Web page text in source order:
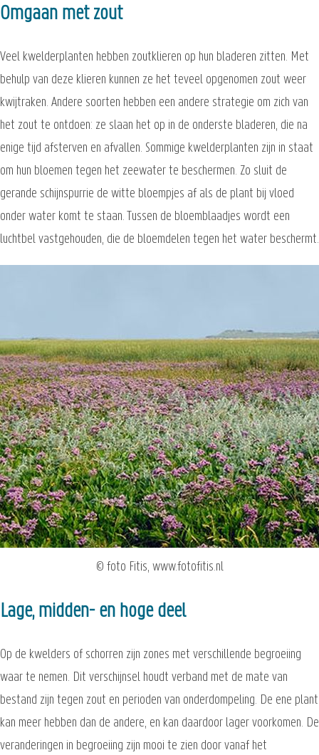
Omgaan met zout
Veel kwelderplanten hebben zoutklieren op hun bladeren zitten. Met
behulp van deze klieren kunnen ze het teveel opgenomen zout weer
kwijtraken. Andere soorten hebben een andere strategie om zich van
het zout te ontdoen: ze slaan het op in de onderste bladeren, die na
enige tijd afsterven en afvallen. Sommige kwelderplanten zijn in staat
om hun bloemen tegen het zeewater te beschermen. Zo sluit de
gerande schijnspurrie de witte bloempjes af als de plant bij vloed
onder water komt te staan. Tussen de bloemblaadjes wordt een
luchtbel vastgehouden, die de bloemdelen tegen het water beschermt.
© foto Fitis, www.fotofitis.nl
Lage, midden- en hoge deel
Op de kwelders of schorren zijn zones met verschillende begroeiing
waar te nemen. Dit verschijnsel houdt verband met de mate van
bestand zijn tegen zout en perioden van onderdompeling. De ene plant
kan meer hebben dan de andere, en kan daardoor lager voorkomen. De
veranderingen in begroeiing zijn mooi te zien door vanaf het